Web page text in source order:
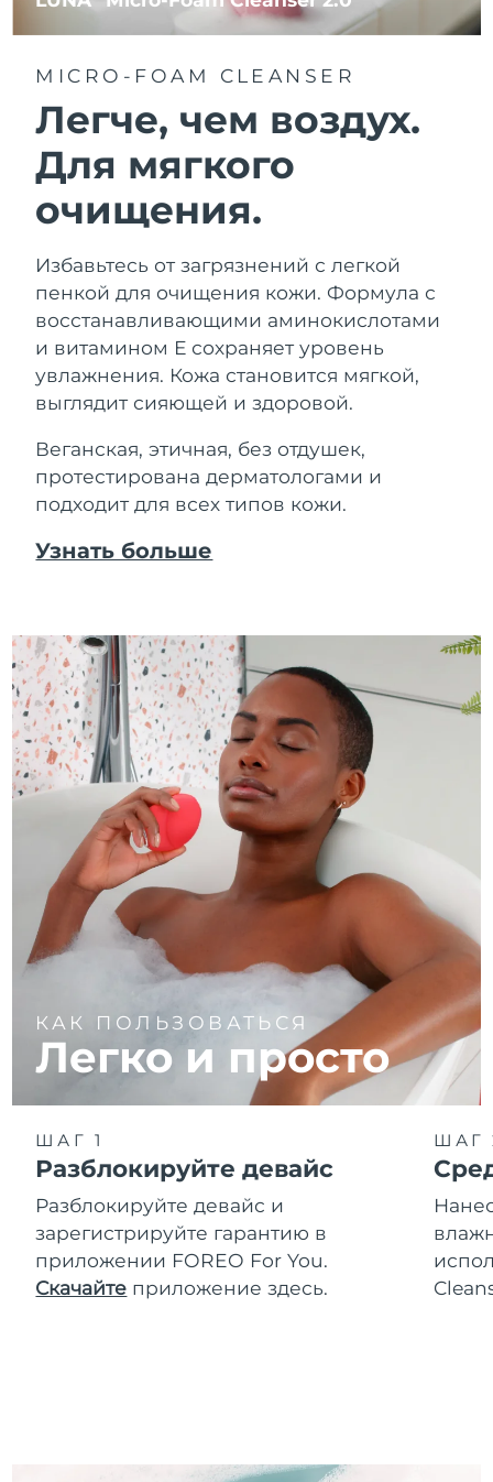
MICRO-FOAM CLEANSER
Легче, чем воздух.
Для мягкого
очищения.
Избавьтесь от загрязнений с легкой
пенкой для очищения кожи. Формула с
восстанавливающими аминокислотами
и витамином Е сохраняет уровень
увлажнения. Кожа становится мягкой,
выглядит сияющей и здоровой.
Веганская, этичная, без отдушек,
протестирована дерматологами и
подходит для всех типов кожи.
Узнать больше
КАК ПОЛЬЗОВАТЬСЯ
Легко и просто
ШАГ 1
Разблокируйте девайс
Разблокируйте девайс и
зарегистрируйте гарантию в
приложении FOREO For You.
Скачайте приложение здесь.
ШАГ